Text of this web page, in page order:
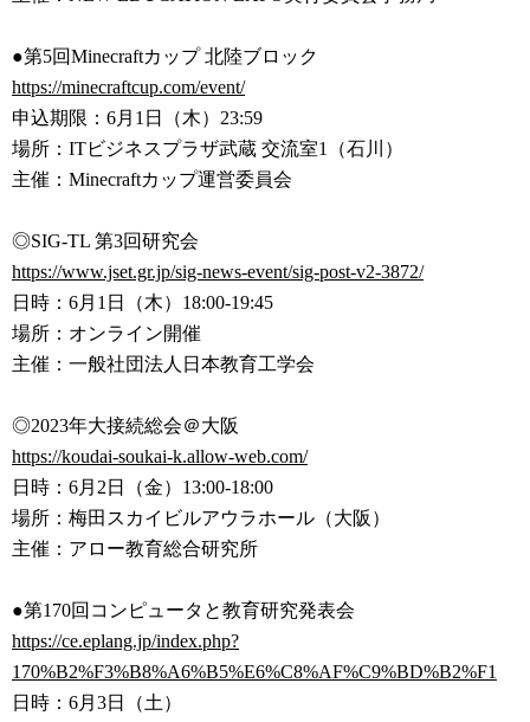
●第5回Minecraftカップ 北陸ブロック
https://minecraftcup.com/event/
申込期限：6月1日（木）23:59
場所：ITビジネスプラザ武蔵 交流室1（石川）
主催：Minecraftカップ運営委員会
◎SIG-TL 第3回研究会
https://www.jset.gr.jp/sig-news-event/sig-post-v2-3872/
日時：6月1日（木）18:00-19:45
場所：オンライン開催
主催：一般社団法人日本教育工学会
◎2023年大接続総会＠大阪
https://koudai-soukai-k.allow-web.com/
日時：6月2日（金）13:00-18:00
場所：梅田スカイビルアウラホール（大阪）
主催：アロー教育総合研究所
●第170回コンピュータと教育研究発表会
https://ce.eplang.jp/index.php?
170%B2%F3%B8%A6%B5%E6%C8%AF%C9%BD%B2%F1
日時：6月3日（土）